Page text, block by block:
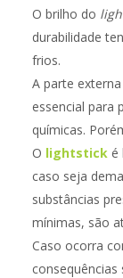
O brilho do
durabilidade
frios.
A parte
essencial para
químicas.
O lightstick é
caso seja
substâncias
mínimas, são
Caso ocorra
consequências